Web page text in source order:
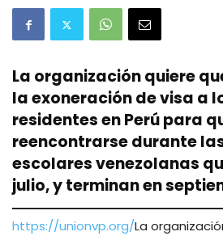
La organización quiere
la exoneración de visa a
residentes en Perú para
reencontrarse durante
escolares venezolanas
julio, y terminan en
https://unionvp.org/La